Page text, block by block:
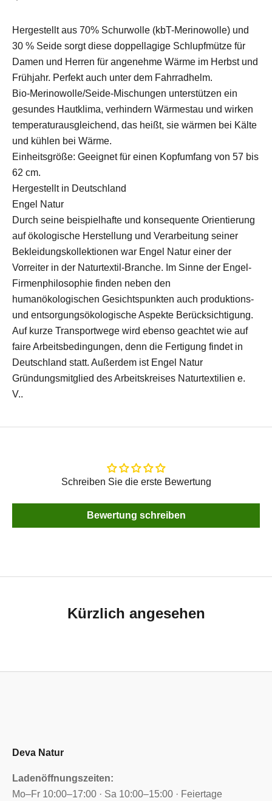
Hergestellt aus 70% Schurwolle (kbT-Merinowolle) und
30 % Seide sorgt diese doppellagige Schlupfmütze für
Damen und Herren für angenehme Wärme im Herbst und
Frühjahr. Perfekt auch unter dem Fahrradhelm.
Bio-Merinowolle/Seide-Mischungen unterstützen ein
gesundes Hautklima, verhindern Wärmestau und wirken
temperaturausgleichend, das heißt, sie wärmen bei Kälte
und kühlen bei Wärme.
Einheitsgröße: Geeignet für einen Kopfumfang von 57 bis
62 cm.
Hergestellt in Deutschland
Engel Natur
Durch seine beispielhafte und konsequente Orientierung
auf ökologische Herstellung und Verarbeitung seiner
Bekleidungskollektionen war Engel Natur einer der
Vorreiter in der Naturtextil-Branche. Im Sinne der Engel-
Firmenphilosophie finden neben den
humanökologischen Gesichtspunkten auch produktions-
und entsorgungsökologische Aspekte Berücksichtigung.
Auf kurze Transportwege wird ebenso geachtet wie auf
faire Arbeitsbedingungen, denn die Fertigung findet in
Deutschland statt. Außerdem ist Engel Natur
Gründungsmitglied des Arbeitskreises Naturtextilien e.
V..
Schreiben Sie die erste Bewertung
Bewertung schreiben
Kürzlich angesehen
Deva Natur
Ladenöffnungszeiten:
Mo–Fr 10:00–17:00 · Sa 10:00–15:00 · Feiertage